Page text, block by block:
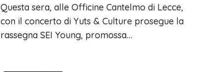
Questa sera, alle Officine Cantelmo di Lecce,
con il concerto di Yuts & Culture prosegue la
rassegna SEI Young, promossa…